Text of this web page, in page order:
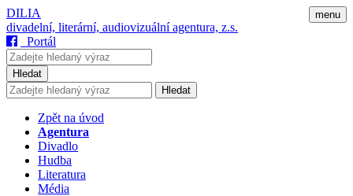
menu
DILIA
divadelní, literární, audiovizuální agentura, z.s.
Portál
Hledat
Hledat
Zpět na úvod
Agentura
Divadlo
Hudba
Literatura
Média